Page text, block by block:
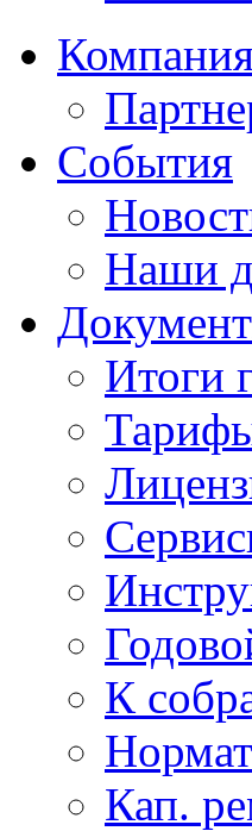
События
Наши
Итоги
К
Кап.